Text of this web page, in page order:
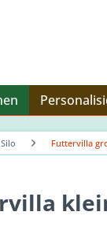
Futtervilla